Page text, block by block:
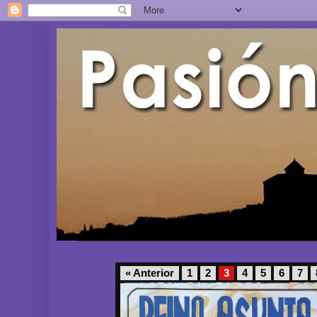
« Anterior 1 2 3 4 5 6 7